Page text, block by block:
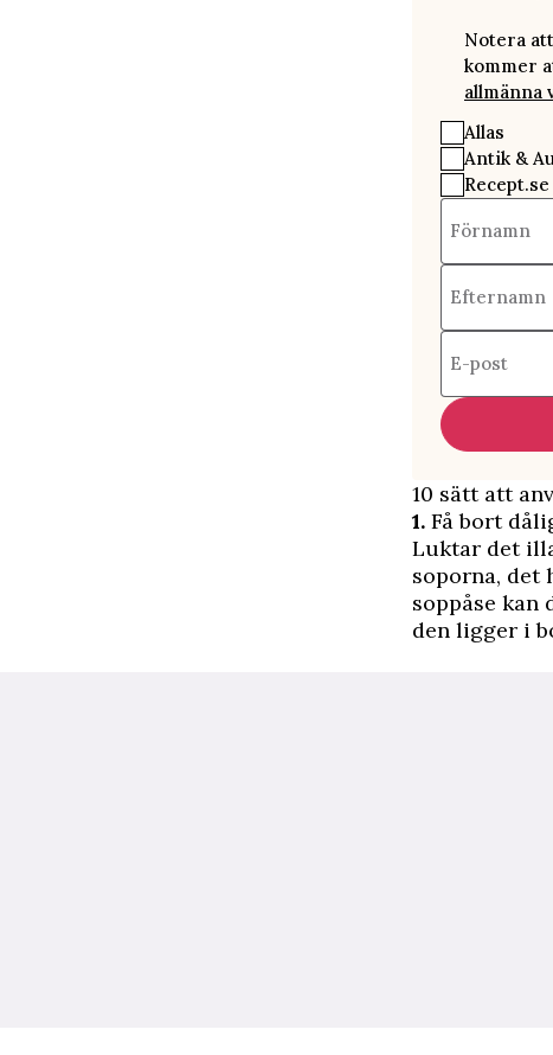
Notera
kommer
allmänna
Allas
Antik &
Recept.se
Förnamn
Efternamn
E-post
10 sätt att
1. Få bort
Luktar det
soporna,
soppåse kan
den ligger i